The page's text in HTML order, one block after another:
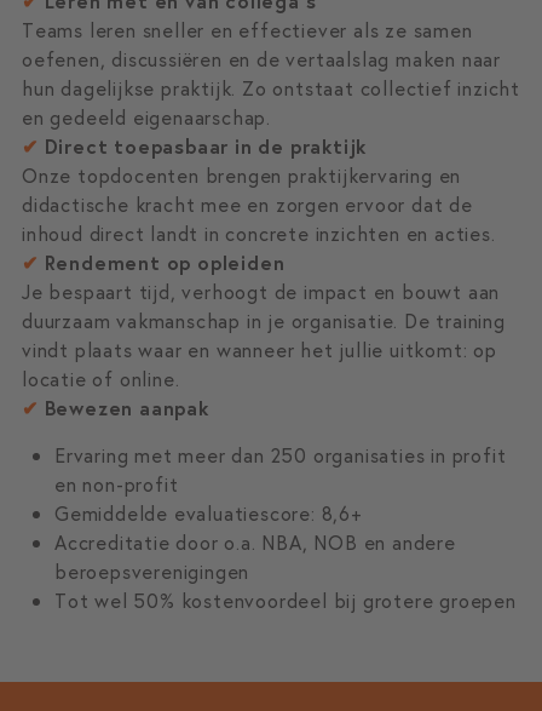
Teams leren sneller en effectiever als ze samen
oefenen, discussiëren en de vertaalslag maken naar
hun dagelijkse praktijk. Zo ontstaat collectief inzicht
en gedeeld eigenaarschap.
✔ Direct toepasbaar in de praktijk
Onze topdocenten brengen praktijkervaring en
didactische kracht mee en zorgen ervoor dat de
inhoud direct landt in concrete inzichten en acties.
✔ Rendement op opleiden
Je bespaart tijd, verhoogt de impact en bouwt aan
duurzaam vakmanschap in je organisatie. De training
vindt plaats waar en wanneer het jullie uitkomt: op
locatie of online.
✔ Bewezen aanpak
Ervaring met meer dan 250 organisaties in profit
en non-profit
Gemiddelde evaluatiescore: 8,6+
Accreditatie door o.a. NBA, NOB en andere
beroepsverenigingen
Tot wel 50% kostenvoordeel bij grotere groepen